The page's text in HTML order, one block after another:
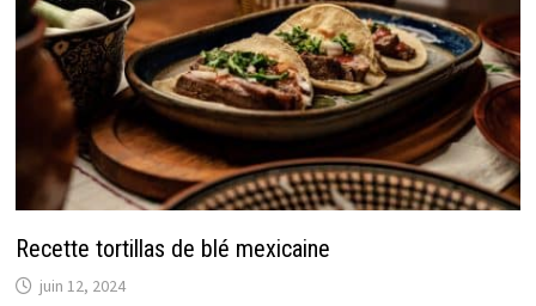
Recette tortillas de blé mexicaine
juin 12, 2024